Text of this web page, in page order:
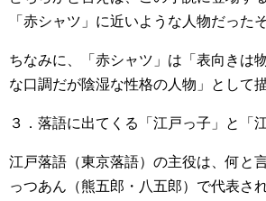
「赤シャツ」に近いような人物だった
ちなみに、「赤シャツ」は「表向きは
な口調だが陰湿な性格の人物」として
３．落語に出てくる「江戸っ子」と「
江戸落語（東京落語）の主役は、何と
っつあん（熊五郎・八五郎）で代表さ